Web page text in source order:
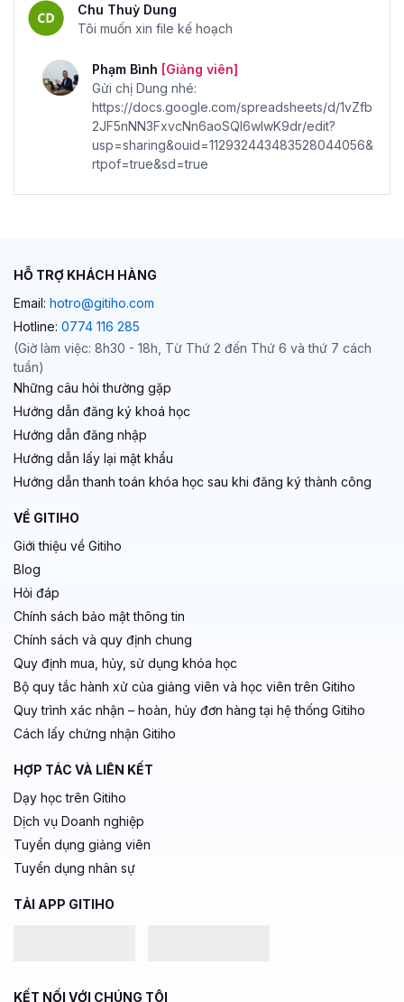
Chu Thuỳ Dung
Tôi muốn xin file kế hoạch
Phạm Bình [Giảng viên]
Gửi chị Dung nhé:
https://docs.google.com/spreadsheets/d/1vZfb
2JF5nNN3FxvcNn6aoSQl6wlwK9dr/edit?
usp=sharing&ouid=112932443483528044056&
rtpof=true&sd=true
HỖ TRỢ KHÁCH HÀNG
Email: hotro@gitiho.com
Hotline: 0774 116 285
(Giờ làm việc: 8h30 - 18h, Từ Thứ 2 đến Thứ 6 và thứ 7 cách
tuần)
Những câu hỏi thường gặp
Hướng dẫn đăng ký khoá học
Hướng dẫn đăng nhập
Hướng dẫn lấy lại mật khẩu
Hướng dẫn thanh toán khóa học sau khi đăng ký thành công
VỀ GITIHO
Giới thiệu về Gitiho
Blog
Hỏi đáp
Chính sách bảo mật thông tin
Chính sách và quy định chung
Quy định mua, hủy, sử dụng khóa học
Bộ quy tắc hành xử của giảng viên và học viên trên Gitiho
Quy trình xác nhận – hoàn, hủy đơn hàng tại hệ thống Gitiho
Cách lấy chứng nhận Gitiho
HỢP TÁC VÀ LIÊN KẾT
Dạy học trên Gitiho
Dịch vụ Doanh nghiệp
Tuyển dụng giảng viên
Tuyển dụng nhân sự
TẢI APP GITIHO
KẾT NỐI VỚI CHÚNG TÔI